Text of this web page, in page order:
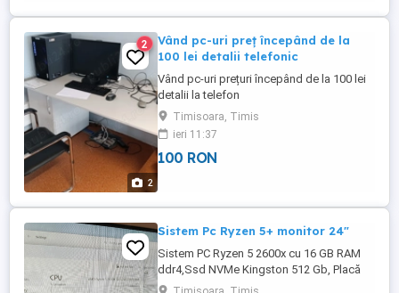
2
2
Vând pc-uri preț începând de la
100 lei detalii telefonic
Vând pc-uri prețuri începând de la 100 lei
detalii la telefon
Timisoara, Timis
ieri 11:37
100 RON
Sistem Pc Ryzen 5+ monitor 24"
Sistem PC Ryzen 5 2600x cu 16 GB RAM
ddr4,Ssd NVMe Kingston 512 Gb, Placă
video GTX 1050Ti,wifi și bluethooth